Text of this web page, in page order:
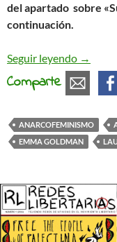
del apartado sobre
continuación.
Seguir leyendo Emma
→
Comparte
ANARCOFEMINISMO
EMMA GOLDMAN